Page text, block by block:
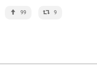
99 9